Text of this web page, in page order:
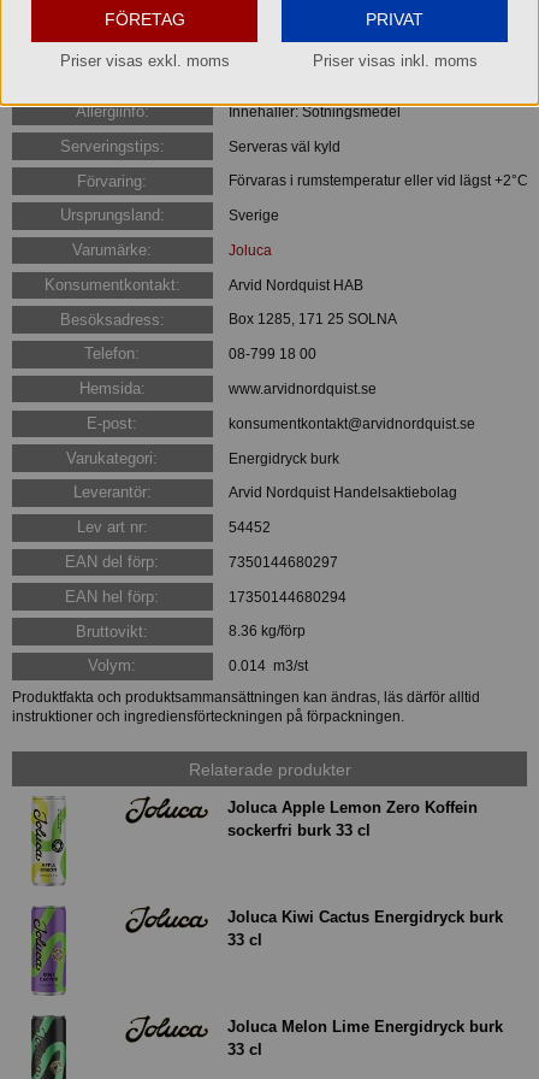
Pantotensyra 0.9 mg
Zink 0.6 mg
Allergiinfo: Innehåller: Sötningsmedel
Serveringstips: Serveras väl kyld
Förvaring: Förvaras i rumstemperatur eller vid lägst +2°C
Ursprungsland: Sverige
Varumärke: Joluca
Konsumentkontakt: Arvid Nordquist HAB
Besöksadress: Box 1285, 171 25 SOLNA
Telefon: 08-799 18 00
Hemsida: www.arvidnordquist.se
E-post: konsumentkontakt@arvidnordquist.se
Varukategori: Energidryck burk
Leverantör: Arvid Nordquist Handelsaktiebolag
Lev art nr: 54452
EAN del förp: 7350144680297
EAN hel förp: 17350144680294
Bruttovikt: 8.36 kg/förp
Volym:
0.014 m3/st
Produktfakta och produktsammansättningen kan ändras, läs därför alltid
instruktioner och ingrediensförteckningen på förpackningen.
Relaterade produkter
Joluca Apple Lemon Zero Koffein
sockerfri burk 33 cl
Joluca Kiwi Cactus Energidryck burk
33 cl
Joluca Melon Lime Energidryck burk
33 cl
FÖRETAG
Priser visas exkl. moms
PRIVAT
Priser visas inkl. moms